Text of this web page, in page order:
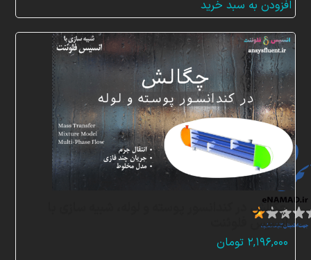
افزودن به سبد خرید
چگالش در کندانسور پوسته و لوله، شبیه سازی با
انسیس فلوئنت
۲,۱۹۶,۰۰۰ تومان
ن
م
ا
د
ه
ا